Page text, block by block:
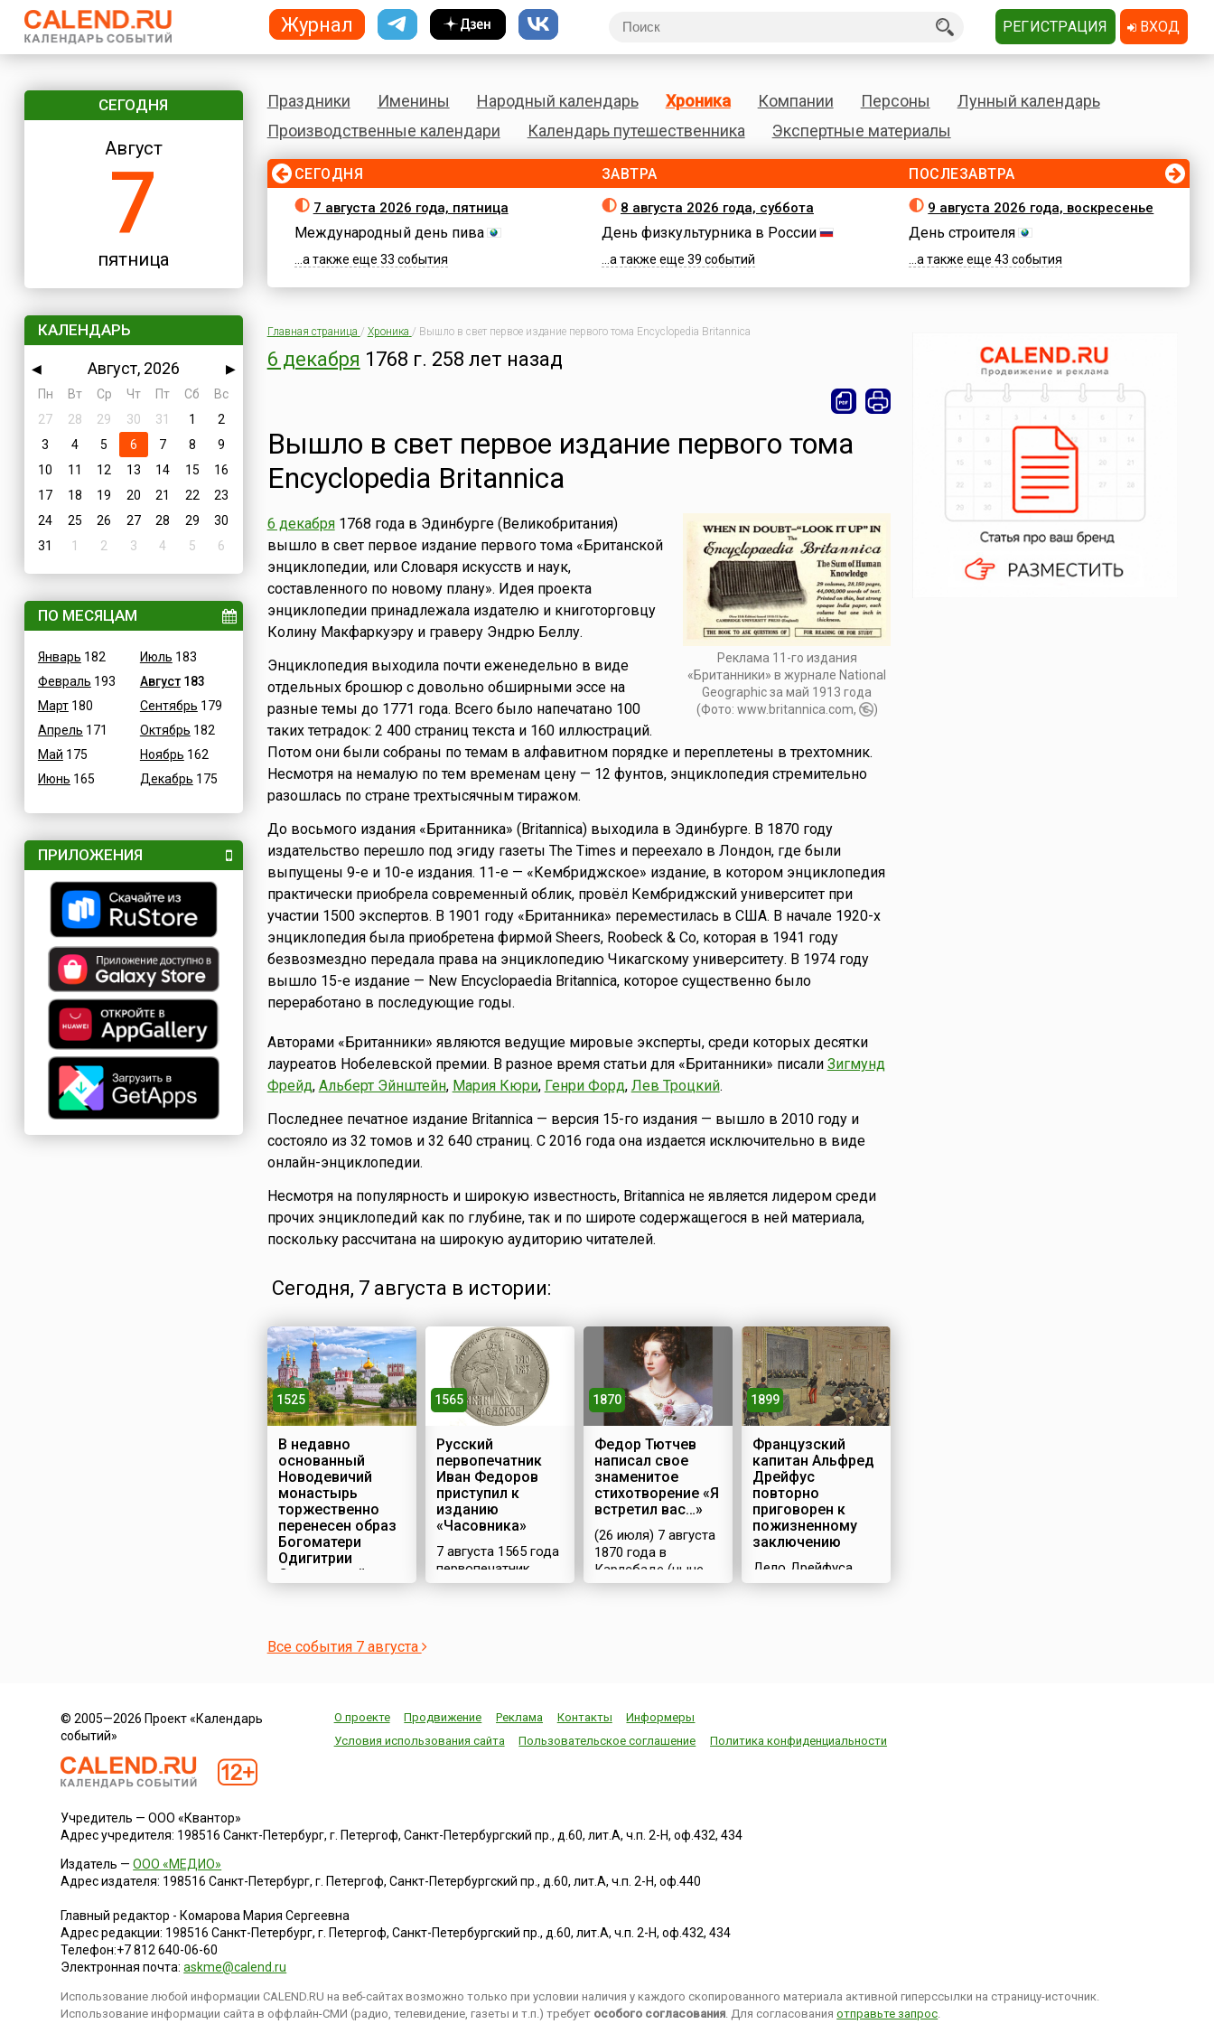
СЕГОДНЯ
Август
7
пятница
КАЛЕНДАРЬ
◀ Август, 2026
▶
Пн
Вт Ср Чт Пт Сб
Вс
27
28 29 30 31 1
2
3
4 5 6 7 8
9
10
11 12 13 14 15
16
17
18 19 20 21 22
23
24
25 26 27 28 29
30
31
1 2 3 4 5 6
ПО МЕСЯЦАМ
Январь 182
Февраль 193
Март180
Апрель 171
Май 175
Июнь 165
Июль 183
Август183
Сентябрь 179
Октябрь 182
Ноябрь 162
Декабрь 175
ПРИЛОЖЕНИЯ
Праздники Именины Народный календарь Хроника Компании Персоны
Лунный календарь
Производственные календари
Календарь путешественника Экспертные материалы
СЕГОДНЯ
7 августа 2026 года, пятница
Международный день пива
...а также еще 33 события
ЗАВТРА
8 августа 2026 года, суббота
День физкультурника в России
...а также еще 39 событий
ПОСЛЕЗАВТРА
9 августа 2026 года, воскресенье
День строителя
...а также еще 43 события
Главная страница / Хроника / Вышло в свет первое издание первого тома Encyclopedia Britannica
6 декабря 1768 г. 258 лет назад
Вышло в свет первое издание первого тома
Encyclopedia Britannica
Реклама 11-го издания
«Британники» в журнале National
Geographic за май 1913 года
(Фото: www.britannica.com,
)
6 декабря1768 года в Эдинбурге (Великобритания)
вышло в свет первое издание первого тома «Британской
энциклопедии, или Словаря искусств и наук,
составленного по новому плану». Идея проекта
энциклопедии принадлежала издателю и книготорговцу
Колину Макфаркуэру и граверу Эндрю Беллу.
Энциклопедия выходила почти еженедельно в виде
отдельных брошюр с довольно обширными эссе на
разные темы до 1771 года. Всего было напечатано 100
таких тетрадок: 2 400 страниц текста и 160 иллюстраций.
Потом они были собраны по темам в алфавитном порядке и переплетены в трехтомник.
Несмотря на немалую по тем временам цену — 12 фунтов, энциклопедия стремительно
разошлась по стране трехтысячным тиражом.
До восьмого издания «Британника» (Britannica) выходила в Эдинбурге. В 1870 году
издательство перешло под эгиду газеты The Times и переехало в Лондон, где были
выпущены 9-е и 10-е издания. 11-е — «Кембриджское» издание, в котором энциклопедия
практически приобрела современный облик, провёл Кембриджский университет при
участии 1500 экспертов. В 1901 году «Британника» переместилась в США. В начале 1920-х
энциклопедия была приобретена фирмой Sheers, Roobeck & Co, которая в 1941 году
безвозмездно передала права на энциклопедию Чикагскому университету. В 1974 году
вышло 15-е издание — New Encyclopaedia Britannica, которое существенно было
переработано в последующие годы.
Авторами «Британники» являются ведущие мировые эксперты, среди которых десятки
лауреатов Нобелевской премии. В разное время статьи для «Британники» писали Зигмунд
Фрейд, Альберт Эйнштейн, Мария Кюри, Генри Форд, Лев Троцкий.
Последнее печатное издание Britannica — версия 15-го издания — вышло в 2010 году и
состояло из 32 томов и 32 640 страниц. С 2016 года она издается исключительно в виде
онлайн-энциклопедии.
Несмотря на популярность и широкую известность, Britannica не является лидером среди
прочих энциклопедий как по глубине, так и по широте содержащегося в ней материала,
поскольку рассчитана на широкую аудиторию читателей.
Сегодня, 7 августа в истории:
1525
В недавно
основанный
Новодевичий
монастырь
торжественно
перенесен образ
Богоматери
Одигитрии
Смоленской
Москве началось
Ивановича – в
честь взятия в
Смоленский».
представлял собой
крепость,
обнесенную
мощной
крепостной стеной
с 12 башнями.Год
спустя, (28 июля) 7
августа 1525 года,
сюда из
1565
Русский
первопечатник
Иван Федоров
приступил к
изданию
«Часовника»
7 августа 1565 года
первопечатник
Иван Федоров и
легендарного
«Апостола»,
книг.Работу
завершили в конце
«Часовник»,
молитв,
быстро, после чего
посл...
1870
Федор Тютчев
написал свое
знаменитое
стихотворение «Я
встретил вас…»
(26 июля) 7 августа
1870 года в
Карлсбаде (ныне
Карловы-Вары)
все былоеВ
отжившем сердце
осени
пороюБывают дни,
повеет вдруг
—Так, весь обвеян
1899
Французский
капитан Альфред
Дрейфус
повторно
приговорен к
пожизненному
заключению
Дело Дрейфуса,
которое французы
Франции и Европы
каторгу. 5 января
1895 года после су...
Все события 7 августа
© 2005—2026 Проект «Календарь
событий»
О проекте Продвижение Реклама Контакты
Информеры
Условия использования сайта
Пользовательское соглашение Политика конфиденциальности
Учредитель — ООО «Квантор»
Адрес учредителя: 198516 Санкт-Петербург, г. Петергоф, Санкт-Петербургский пр., д.60, лит.А, ч.п. 2-Н, оф.432, 434
Издатель —ООО «МЕДИО»
Адрес издателя: 198516 Санкт-Петербург, г. Петергоф, Санкт-Петербургский пр., д.60, лит.А, ч.п. 2-Н, оф.440
Главный редактор - Комарова Мария Сергеевна
Адрес редакции: 198516 Санкт-Петербург, г. Петергоф,Санкт-Петербургский пр., д.60, лит.А, ч.п. 2-Н, оф.432, 434
Телефон:+7 812 640-06-60
Электронная почта:askme@calend.ru
Использование любой информации CALEND.RU на веб-сайтах возможно только при условии наличия у каждого скопированного материала активной гиперссылки на страницу-источник.
Использование информации сайта в оффлайн-СМИ (радио, телевидение, газеты и т.п.) требует особого согласования. Для согласованияотправьте запрос.
Журнал РЕГИСТРАЦИЯ ВХОД